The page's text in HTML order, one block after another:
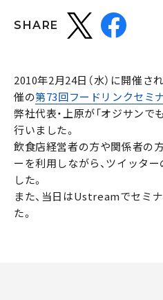
SHARE
2010年2月24日（水）に開催さ
催の第73回フードリンクセミナ
弊社代表・上原が「オジサンで
行いました。
飲食店経営者の方や関係者の
ーを利用しながら、ツイッタ
した。
また、当日はUstreamでセミ
た。